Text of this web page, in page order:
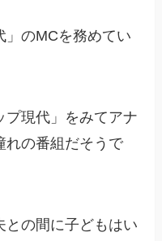
」のMCを務めてい
プ現代」をみてアナ
れの番組だそうで
との間に子どもはい